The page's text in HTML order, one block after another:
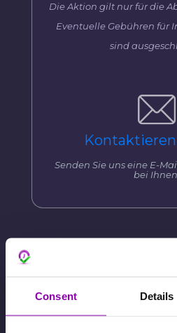
Consent Details
Die Aktion gilt nur für die
Eventuelle Gebühren für
sind
Senden Sie uns eine E-
bei Ihnen